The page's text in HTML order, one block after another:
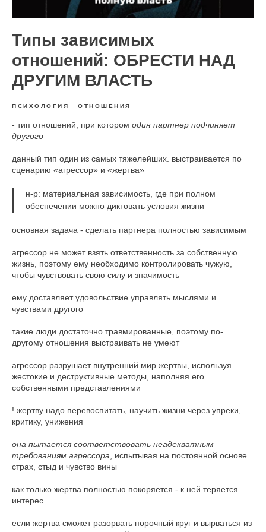
Типы зависимых
отношений: ОБРЕСТИ НАД
ДРУГИМ ВЛАСТЬ
ПСИХОЛОГИЯ ОТНОШЕНИЯ
- тип отношений, при котором один партнер подчиняет
другого
данный тип один из самых тяжелейших. выстраивается по
сценарию «агрессор» и «жертва»
н-р: материальная зависимость, где при полном
обеспечении можно диктовать условия жизни
основная задача - сделать партнера полностью зависимым
агрессор не может взять ответственность за собственную
жизнь, поэтому ему необходимо контролировать чужую,
чтобы чувствовать свою силу и значимость
ему доставляет удовольствие управлять мыслями и
чувствами другого
такие люди достаточно травмированные, поэтому по-
другому отношения выстраивать не умеют
агрессор разрушает внутренний мир жертвы, используя
жестокие и деструктивные методы, наполняя его
собственными представлениями
! жертву надо перевоспитать, научить жизни через упреки,
критику, унижения
она пытается соответствовать неадекватным
требованиям агрессора , испытывая на постоянной основе
страх, стыд и чувство вины
как только жертва полностью покоряется - к ней теряется
интерес
если жертва сможет разорвать порочный круг и вырваться из